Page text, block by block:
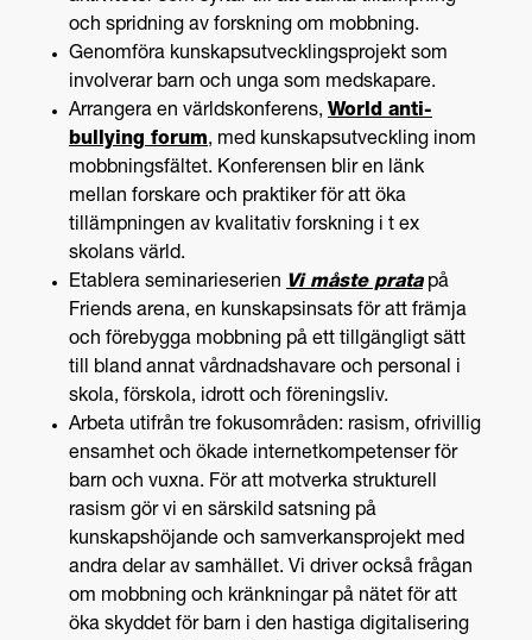
och spridning av forskning om mobbning.
Genomföra kunskapsutvecklingsprojekt som
involverar barn och unga som medskapare.
Arrangera en världskonferens, World anti-
bullying forum, med kunskapsutveckling inom
mobbningsfältet. Konferensen blir en länk
mellan forskare och praktiker för att öka
tillämpningen av kvalitativ forskning i t ex
skolans värld.
Etablera seminarieserien Vi måste pratapå
Friends arena, en kunskapsinsats för att främja
och förebygga mobbning på ett tillgängligt sätt
till bland annat vårdnadshavare och personal i
skola, förskola, idrott och föreningsliv.
Arbeta utifrån tre fokusområden: rasism, ofrivillig
ensamhet och ökade internetkompetenser för
barn och vuxna. För att motverka strukturell
rasism gör vi en särskild satsning på
kunskapshöjande och samverkansprojekt med
andra delar av samhället. Vi driver också frågan
om mobbning och kränkningar på nätet för att
öka skyddet för barn i den hastiga digitalisering